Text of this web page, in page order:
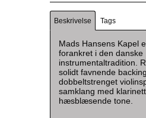
Beskrivelse Tags
Mads Hansens Kapel
forankret i den danske
instrumentaltradition.
solidt favnende
dobbeltstrenget
samklang med
hæsblæsende tone.